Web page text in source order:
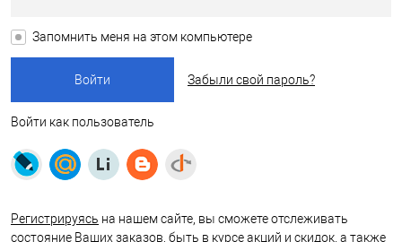
Запомнить меня на этом компьютере
Забыли свой пароль?
Войти как пользователь
Регистрируясь на нашем сайте, вы сможете отслеживать
состояние Ваших заказов, быть в курсе акций и скидок, а также